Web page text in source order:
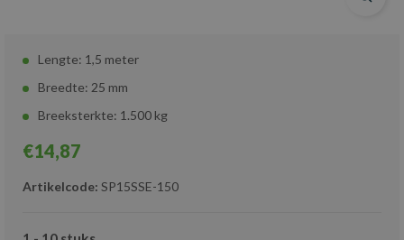
Lengte: 1,5 meter
Breedte: 25 mm
Breeksterkte: 1.500 kg
€14,87
Artikelcode: SP15SSE-150